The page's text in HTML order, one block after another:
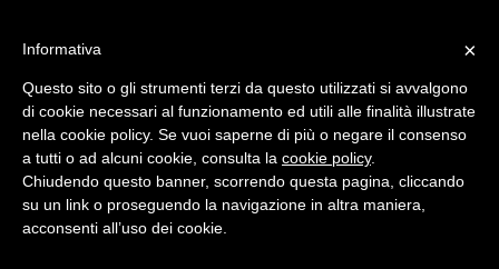
Pro loco
Chi siamo
Comitato Direttivo
Modulo Iscrizione/Rinnovo
Diventa socio
Convenzioni
×
Informativa
Questo sito o gli strumenti terzi da questo utilizzati si avvalgono
di cookie necessari al funzionamento ed utili alle finalità illustrate
nella cookie policy. Se vuoi saperne di più o negare il consenso
a tutti o ad alcuni cookie, consulta la cookie policy.
Chiudendo questo banner, scorrendo questa pagina, cliccando
su un link o proseguendo la navigazione in altra maniera,
acconsenti all’uso dei cookie.